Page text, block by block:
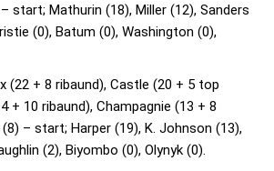
start; Mathurin (18), Miller (12), Sanders
(0), Batum (0), Washington (0),
(22 + 8 ribaund), Castle (20 + 5 top
+ 10 ribaund), Champagnie (13 + 8
– start; Harper (19), K. Johnson (13),
(2), Biyombo (0), Olynyk (0).